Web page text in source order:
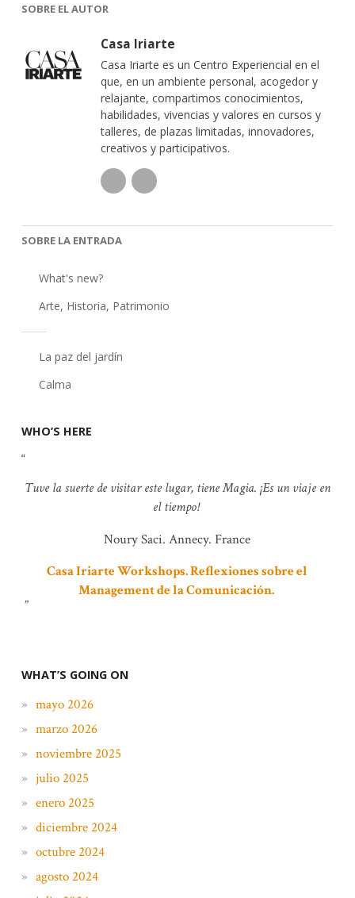
SOBRE EL AUTOR
Casa Iriarte
Casa Iriarte es un Centro Experiencial en el
que, en un ambiente personal, acogedor y
relajante, compartimos conocimientos,
habilidades, vivencias y valores en cursos y
talleres, de plazas limitadas, innovadores,
creativos y participativos.
SOBRE LA ENTRADA
What's new?
Arte, Historia, Patrimonio
La paz del jardín
Calma
WHO’S HERE
Tuve la suerte de visitar este lugar, tiene Magia. ¡Es un viaje en
el tiempo!
Noury Saci. Annecy. France
Casa Iriarte Workshops. Reflexiones sobre el
Management de la Comunicación.
WHAT’S GOING ON
mayo 2026
marzo 2026
noviembre 2025
julio 2025
enero 2025
diciembre 2024
octubre 2024
agosto 2024